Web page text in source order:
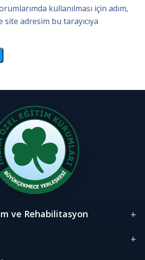
kullanılması için adım,
adresim bu tarayıcıya
ve Rehabilitasyon